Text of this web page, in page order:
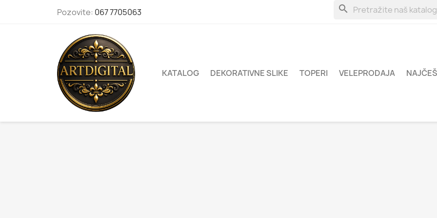
Pozovite: 067 7705063 search
KATALOG DEKORATIVNE SLIKE TOPERI VELEPRODAJA